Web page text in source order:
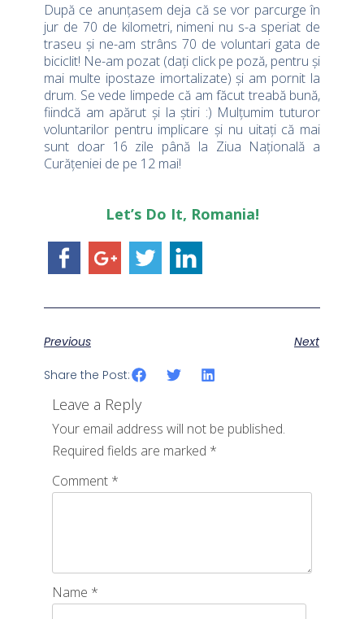
După ce anunțasem deja că se vor parcurge în
jur de 70 de kilometri, nimeni nu s-a speriat de
traseu și ne-am strâns 70 de voluntari gata de
biciclit! Ne-am pozat (dați click pe poză, pentru și
mai multe ipostaze imortalizate) și am pornit la
drum. Se vede limpede că am făcut treabă bună,
fiindcă am apărut și la știri :) Mulțumim tuturor
voluntarilor pentru implicare și nu uitați că mai
sunt doar 16 zile până la Ziua Națională a
Curățeniei de pe 12 mai!
Let’s Do It, Romania!
Previous Next
Share the Post:
Leave a Reply
Your email address will not be published.
Required fields are marked *
Comment *
Name *